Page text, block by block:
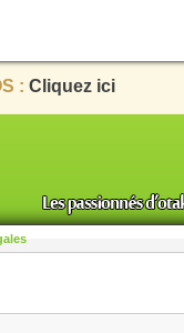
: Cliquez ici